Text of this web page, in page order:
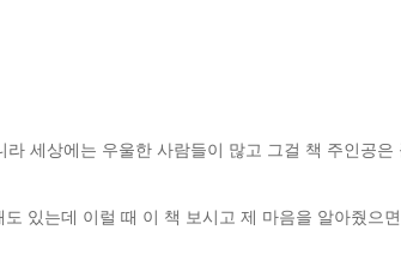
세상에는 우울한 사람들이 많고 그걸 책 주인공은
있는데 이럴 때 이 책 보시고 제 마음을 알아줬으